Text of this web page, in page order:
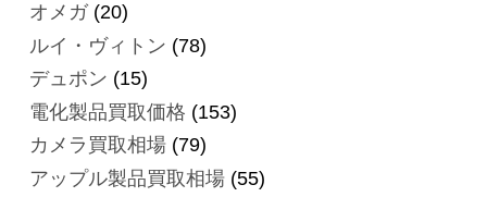
オメガ(20)
ルイ・ヴィトン (78)
デュポン (15)
電化製品買取価格 (153)
カメラ買取相場(79)
アップル製品買取相場(55)